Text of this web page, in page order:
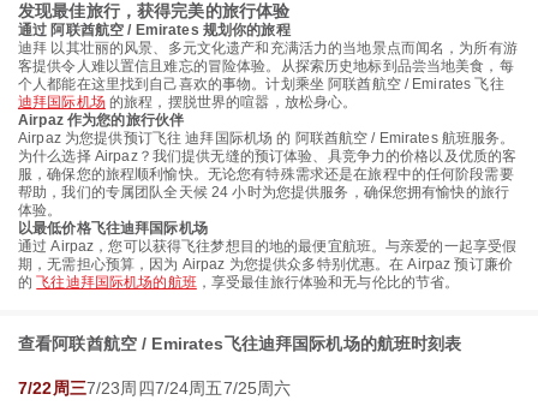
发现最佳旅行，获得完美的旅行体验
通过 阿联酋航空 / Emirates 规划你的旅程
迪拜 以其壮丽的风景、多元文化遗产和充满活力的当地景点而闻名，为所有游
客提供令人难以置信且难忘的冒险体验。从探索历史地标到品尝当地美食，每
个人都能在这里找到自己喜欢的事物。计划乘坐 阿联酋航空 / Emirates 飞往
迪拜国际机场的旅程，摆脱世界的喧嚣，放松身心。
Airpaz 作为您的旅行伙伴
Airpaz 为您提供预订飞往 迪拜国际机场 的 阿联酋航空 / Emirates 航班服务。
为什么选择 Airpaz？我们提供无缝的预订体验、具竞争力的价格以及优质的客
服，确保您的旅程顺利愉快。无论您有特殊需求还是在旅程中的任何阶段需要
帮助，我们的专属团队全天候 24 小时为您提供服务，确保您拥有愉快的旅行
体验。
以最低价格飞往迪拜国际机场
通过 Airpaz，您可以获得飞往梦想目的地的最便宜航班。与亲爱的一起享受假
期，无需担心预算，因为 Airpaz 为您提供众多特别优惠。在 Airpaz 预订廉价
的飞往迪拜国际机场的航班，享受最佳旅行体验和无与伦比的节省。
查看阿联酋航空 / Emirates飞往迪拜国际机场的航班时刻表
7/22周三7/23周四7/24周五7/25周六